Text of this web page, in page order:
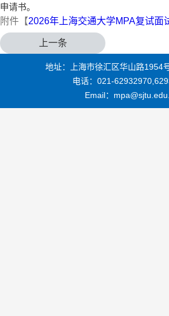
申请书。
附件【2026年上海交通大学MPA复试面
上一条
地址：上海市徐汇区华山路1954
电话：021-
Email：